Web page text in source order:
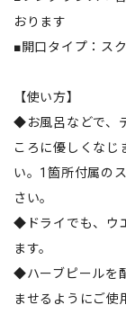
おります
■開口タイプ：ス
【使い方】
◆お風呂などで、
ころに優しくなじ
い。1箇所付属の
さい。
◆ドライでも、ウ
ます。
◆ハーブピールを
ませるようにご使